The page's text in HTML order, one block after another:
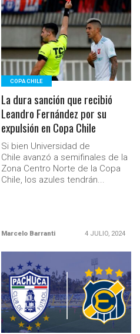
LEER MÁS
COPA CHILE
La dura sanción que recibió
Leandro Fernández por su
expulsión en Copa Chile
Si bien Universidad de
Chile avanzó a semifinales de la
Zona Centro Norte de la Copa
Chile, los azules tendrán...
Marcelo Barranti 4 JULIO, 2024
LEER MÁS